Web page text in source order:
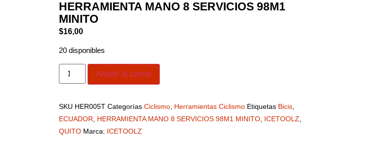
HERRAMIENTA MANO 8 SERVICIOS 98M1
MINITO
$16,00
20 disponibles
Añadir al carrito
SKU HER005T Categorías Ciclismo, Herramientas Ciclismo Etiquetas Bicis,
ECUADOR, HERRAMIENTA MANO 8 SERVICIOS 98M1 MINITO, ICETOOLZ,
QUITO Marca: ICETOOLZ